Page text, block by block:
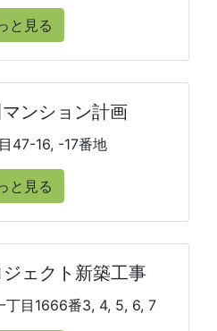
と見る
ンション計画
47-16, -17番地
と見る
ェクト新築工事
丁目1666番3, 4, 5, 6, 7